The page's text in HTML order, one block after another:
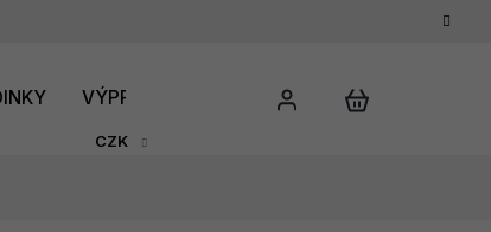
CZK
VÝPRODEJ DÁRKOVÝ POUKAZ